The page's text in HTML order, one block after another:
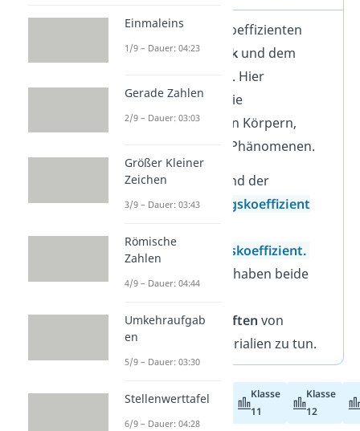
Du verwendest Koeffizienten
auch in derPhysikund dem
. Hier
beschreiben sie die
Eigenschaften
von Körpern,
Materialien oder Phänomenen.
Beispiele dafür sind der
Wärmedurchgangskoeffizient
Wärmeübergangskoeffizient.
Die Koeffizienten haben beide
Wärmeeigenschaften von
bestimmten Materialien zu tun.
Abiturvorbereitung
Klasse
11
Klasse
12
Einmaleins
1/9 – Dauer: 04:23
Gerade Zahlen
2/9 – Dauer: 03:03
Größer Kleiner
Zeichen
3/9 – Dauer: 03:43
Römische
Zahlen
4/9 – Dauer: 04:44
Umkehraufgab
en
5/9 – Dauer: 03:30
Stellenwerttafel
6/9 – Dauer: 04:28